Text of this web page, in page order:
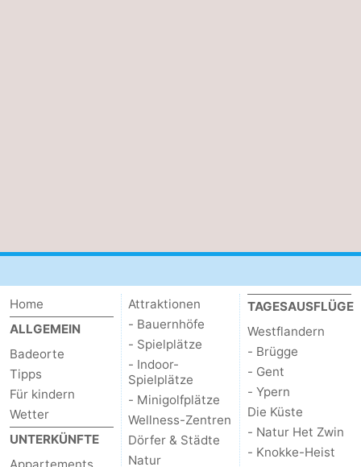
Home
ALLGEMEIN
Badeorte
Tipps
Für kindern
Wetter
UNTERKÜNFTE
Appartements
Attraktionen
- Bauernhöfe
- Spielplätze
- Indoor-
Spielplätze
- Minigolfplätze
Wellness-Zentren
Dörfer & Städte
Natur
TAGESAUSFLÜGE
Westflandern
- Brügge
- Gent
- Ypern
Die Küste
- Natur Het Zwin
- Knokke-Heist